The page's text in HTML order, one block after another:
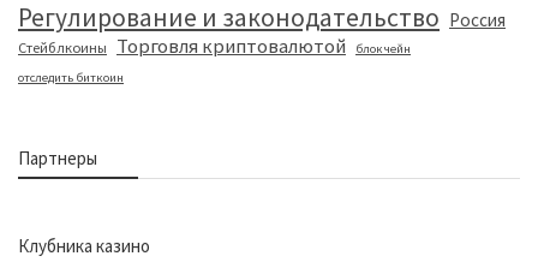
Регулирование и законодательство Россия
Стейблкоины Торговля криптовалютой
блокчейн
отследить биткоин
Партнеры
Клубника казино